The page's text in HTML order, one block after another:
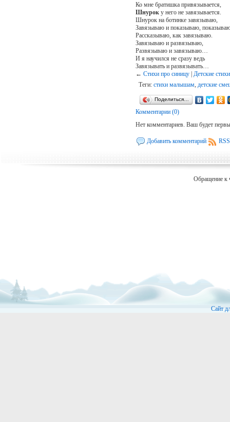
Ко мне братишка привязывается,
Шнуроку него не завязывается.
Шнурок на ботинке завязываю,
Завязываю и показываю,
Рассказываю, как завязываю.
Завязываю и развязываю,
Развязываю и завязываю…
И я научился не сразу ведь
Завязывать и развязывать…
← Cтихи про синицу| Детские
Теги: стихи малышам, детские
Поделиться…
Комментарии (0)
Нет комментариев. Ваш будет
Добавить комментарий
Обращение к
Сайт